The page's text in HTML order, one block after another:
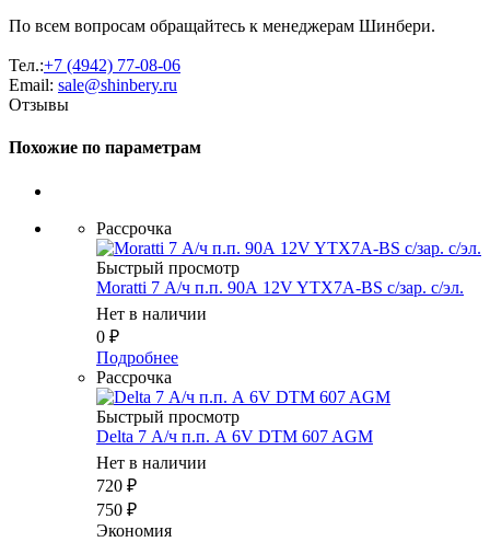
По всем вопросам обращайтесь к менеджерам Шинбери.
Тел.:+7 (4942) 77-08-06
Email: sale@shinbery.ru
Отзывы
Похожие по параметрам
Рассрочка
Быстрый просмотр
Moratti 7 А/ч п.п. 90А 12V YTX7A-BS с/зар. с/эл.
Нет в наличии
0 ₽
Подробнее
Рассрочка
Быстрый просмотр
Delta 7 А/ч п.п. А 6V DTM 607 AGM
Нет в наличии
720 ₽
750 ₽
Экономия